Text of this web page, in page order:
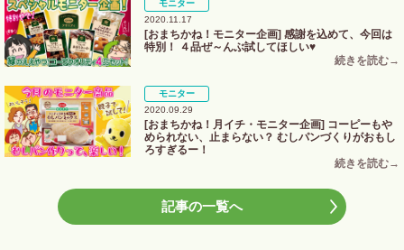
モニター
2020.11.17
[おまちかね！モニター企画] 感謝を込めて、今回は
特別！ ４品ぜ～んぶ試してほしい♥
モニター
2020.09.29
[おまちかね！月イチ・モニター企画] コーピーもや
められない、止まらない？ むしパンづくりがおもし
ろすぎるー！
記事の一覧へ